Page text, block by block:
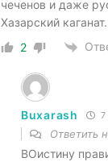
чеченов и даже
Хазарский каганат.
2
Buxarash 7
Ответить
ВОистину